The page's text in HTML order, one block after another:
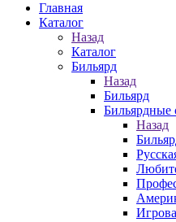
Главная
Каталог
Назад
Каталог
Бильярд
Назад
Бильярд
Бильярдные
Назад